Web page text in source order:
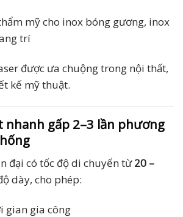
mỹ cho inox bóng gương, inox
trí
được ưa chuộng trong nội thất,
kế mỹ thuật.
nhanh gấp 2–3 lần phương
đại có tốc độ di chuyển từ20 –
dày, cho phép:
gian gia công